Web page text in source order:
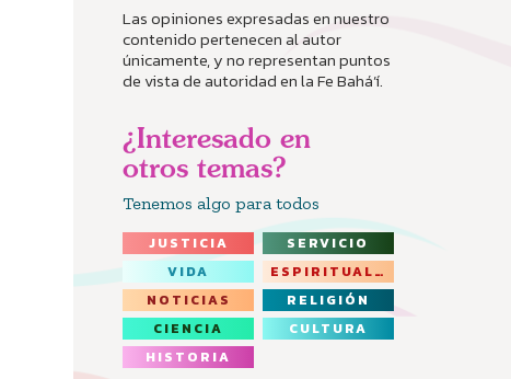
Las opiniones expresadas en nuestro
contenido pertenecen al autor
únicamente, y no representan puntos
de vista de autoridad en la Fe Bahá’í.
¿Interesado en
otros temas?
Tenemos algo para todos
JUSTICIA
SERVICIO
VIDA
ESPIRITUALIDAD
NOTICIAS
RELIGIÓN
CIENCIA
CULTURA
HISTORIA